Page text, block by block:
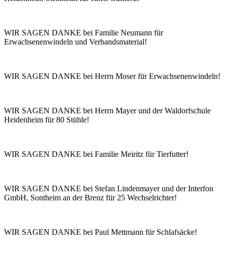
WIR SAGEN DANKE bei Familie Neumann für
Erwachsenenwindeln und Verbandsmaterial!
WIR SAGEN DANKE bei Herrn Moser für Erwachsenenwindeln!
WIR SAGEN DANKE bei Herrn Mayer und der Waldorfschule
Heidenheim für 80 Stühle!
WIR SAGEN DANKE bei Familie Meiritz für Tierfutter!
WIR SAGEN DANKE bei Stefan Lindenmayer und der Interfon
GmbH, Sontheim an der Brenz für 25 Wechselrichter!
WIR SAGEN DANKE bei Paul Mettmann für Schlafsäcke!